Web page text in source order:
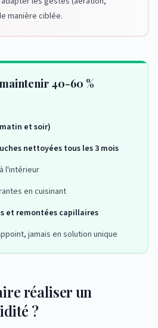
manière ciblée.
40-60 %
et soir)
nettoyées tous les 3 mois
l'intérieur
en cuisinant
et remontées capillaires
jamais en solution unique
réaliser un
?